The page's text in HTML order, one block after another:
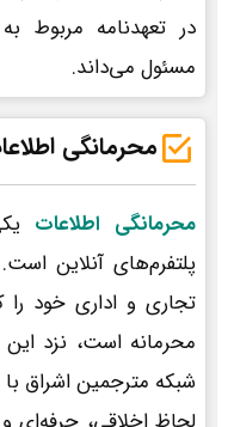
در تعهدنامه مربوط
مسئول می‌داند.
محرمانگی
محرمانگی اطلاعات
پلتفرم‌های آنلاین
تجاری و اداری خود
محرمانه است، نزد
شبکه مترجمین اشراق